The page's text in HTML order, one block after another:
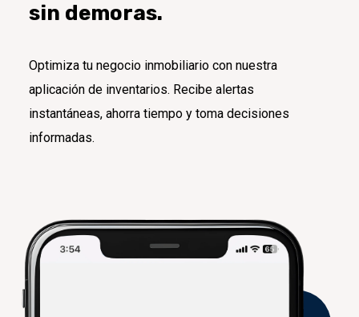
sin demoras.
Optimiza tu negocio inmobiliario con nuestra
aplicación de inventarios. Recibe alertas
instantáneas, ahorra tiempo y toma decisiones
informadas.